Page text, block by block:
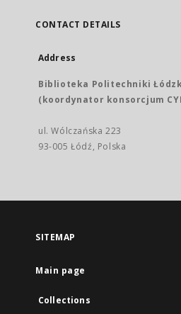
CONTACT DETAILS
Address
Biblioteka Politechniki
(koordynator konsorcjum
ul. Wólczańska 223
93-005 Łódź, Polska
SITEMAP
Main page
Collections